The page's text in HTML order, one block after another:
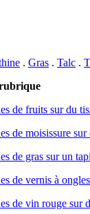
. Gras . Talc .
de fruits sur du
de moisissure
de gras sur un
de vernis à
de vin rouge sur